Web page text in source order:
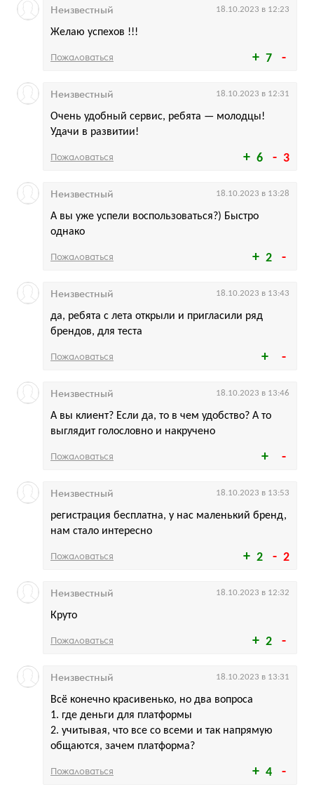
7
Желаю успехов !!!
Неизвестный 18.10.2023 в 12:23
Пожаловаться
6 3
Очень удобный сервис, ребята — молодцы!
Удачи в развитии!
Неизвестный 18.10.2023 в 12:31
Пожаловаться
2
А вы уже успели воспользоваться?) Быстро
однако
Неизвестный 18.10.2023 в 13:28
Пожаловаться
да, ребята с лета открыли и пригласили ряд
брендов, для теста
Неизвестный 18.10.2023 в 13:43
Пожаловаться
А вы клиент? Если да, то в чем удобство? А то
выглядит голословно и накручено
Неизвестный 18.10.2023 в 13:46
Пожаловаться
2 2
регистрация бесплатна, у нас маленький бренд,
нам стало интересно
Неизвестный 18.10.2023 в 13:53
Пожаловаться
2
Круто
Неизвестный 18.10.2023 в 12:32
Пожаловаться
4
Всё конечно красивенько, но два вопроса
1. где деньги для платформы
2. учитывая, что все со всеми и так напрямую
общаются, зачем платформа?
Неизвестный 18.10.2023 в 13:31
Пожаловаться